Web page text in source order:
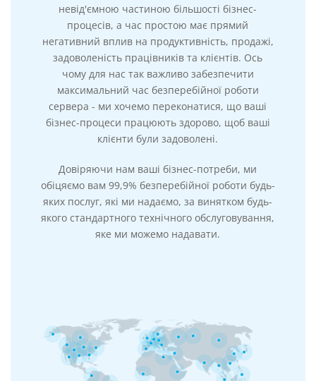
невід'ємною частиною більшості бізнес-
процесів, а час простою має прямий
негативний вплив на продуктивність, продажі,
задоволеність працівників та клієнтів. Ось
чому для нас так важливо забезпечити
максимальний час безперебійної роботи
сервера - ми хочемо переконатися, що ваші
бізнес-процеси працюють здорово, щоб ваші
клієнти були задоволені.
Довіряючи нам ваші бізнес-потреби, ми
обіцяємо вам 99,9% безперебійної роботи будь-
яких послуг, які ми надаємо, за винятком будь-
якого стандартного технічного обслуговування,
яке ми можемо надавати.